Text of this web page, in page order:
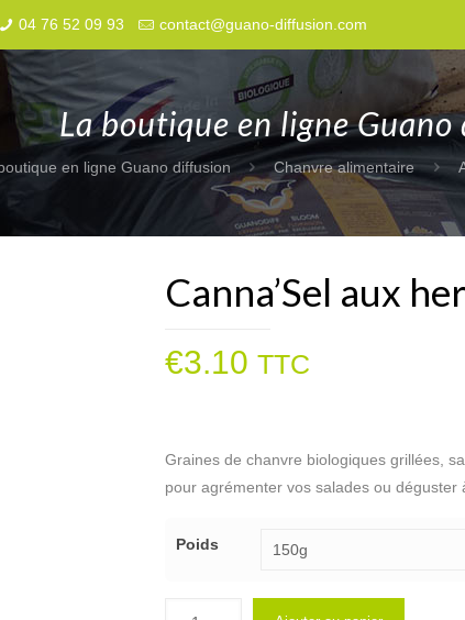
04 76 52 09 93 contact@guano-diffusion.com
La boutique en ligne
en ligne Guano diffusion Chanvre alimentaire
Canna’Sel aux
€3.10 TTC
Graines de chanvre biologiques grillées,
pour agrémenter vos salades ou déguster
Poids